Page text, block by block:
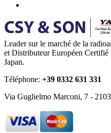
Leader sur le marché de la
et Distributeur Européen
Japan.
Téléphone: +39 0332 631 331
Via Guglielmo Marconi, 7 -